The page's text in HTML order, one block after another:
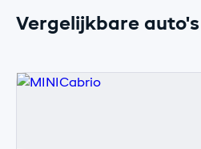
Vergelijkbare auto's